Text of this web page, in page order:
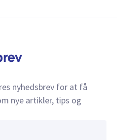
nyhedsbrev for at få
nye artikler, tips og